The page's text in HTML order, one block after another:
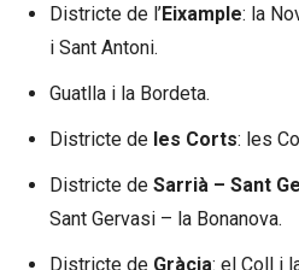
Districte de l’Eixample: la
i Sant Antoni.
Guatlla i la Bordeta.
Districte de les Corts: les
Districte de Sarrià – Sant
Sant Gervasi – la Bonanova.
Districte de Gràcia: el Coll i